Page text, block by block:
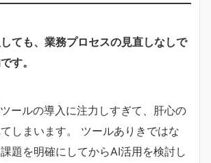
ても、業務プロセスの見直しなしで
す。
ールの導入に注力しすぎて、肝心の
しまいます。 ツールありきではな
題を明確にしてからAI活用を検討し